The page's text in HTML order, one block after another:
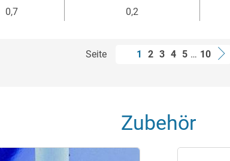
0,7 0,2
Seite 1 2 3 4 5 … 10
Zubehör